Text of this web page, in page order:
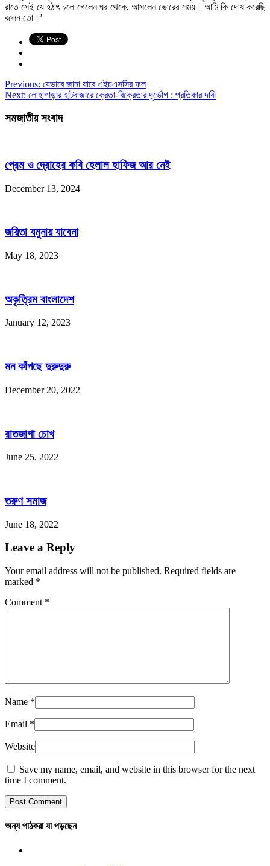
রাতে সেই যে হঠাৎ চলে গেলেন ঘর থেকে, আসলেন ভোরের সময়। আমি কি দোষ করেছি
বলেন তো।’
Previous: যেভাবে জানা যাবে এইচএসসির ফল
Next: লোহাগাড়ার হাটবাজারে ক্রেতা-বিক্রেতার দূর্ভোগ : প্রতিকার দাবী
সমজাতীয় সংবাদ
প্রেম ও দ্রোহের কবি হেলাল হাফিজ আর নেই
December 13, 2024
জয়িতা যমুনায় যাবেনা
May 18, 2023
অকৃত্রিম বাংলাদেশ
January 12, 2023
মন কাঁপছে দুরুদুরু
December 20, 2022
রাতজাগা চোখ
June 25, 2022
তরুণ সমাজ
June 18, 2022
Leave a Reply
Your email address will not be published. Required fields are
marked *
Comment *
Name *
Email *
Website
Save my name, email, and website in this browser for the next
time I comment.
অন্য পাঠকরা যা পড়ছেন